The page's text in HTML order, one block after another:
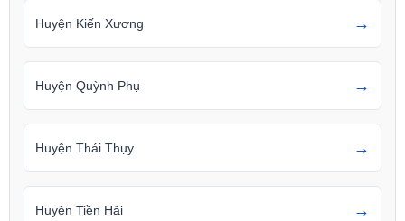
Huyện Kiến Xương →
Huyện Quỳnh Phụ →
Huyện Thái Thụy →
Huyện Tiền Hải →